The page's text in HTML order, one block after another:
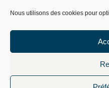
Nous utilisons des cookies pour